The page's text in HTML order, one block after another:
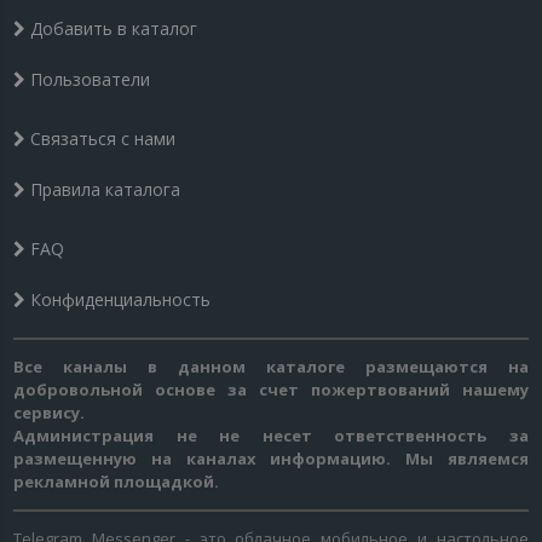
Добавить в каталог
Пользователи
Связаться с нами
Правила каталога
FAQ
Конфиденциальность
Все каналы в данном каталоге размещаются на
добровольной основе за счет пожертвований нашему
сервису.
Администрация не не несет ответственность за
размещенную на каналах информацию. Мы являемся
рекламной площадкой.